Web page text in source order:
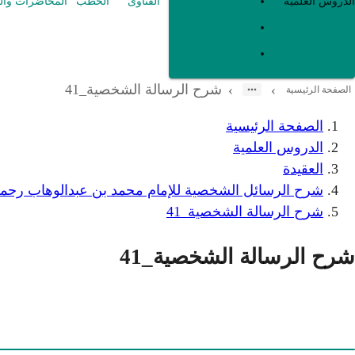
الصفحة الرئيسية ›
› شرح الرسالة الشخصية_41
الصفحة الرئيسية
الدروس العلمية
العقيدة
شرح الرسائل الشخصية للإمام محمد بن عبدالوهاب
شرح الرسالة الشخصية_41
شرح الرسالة الشخصية_41